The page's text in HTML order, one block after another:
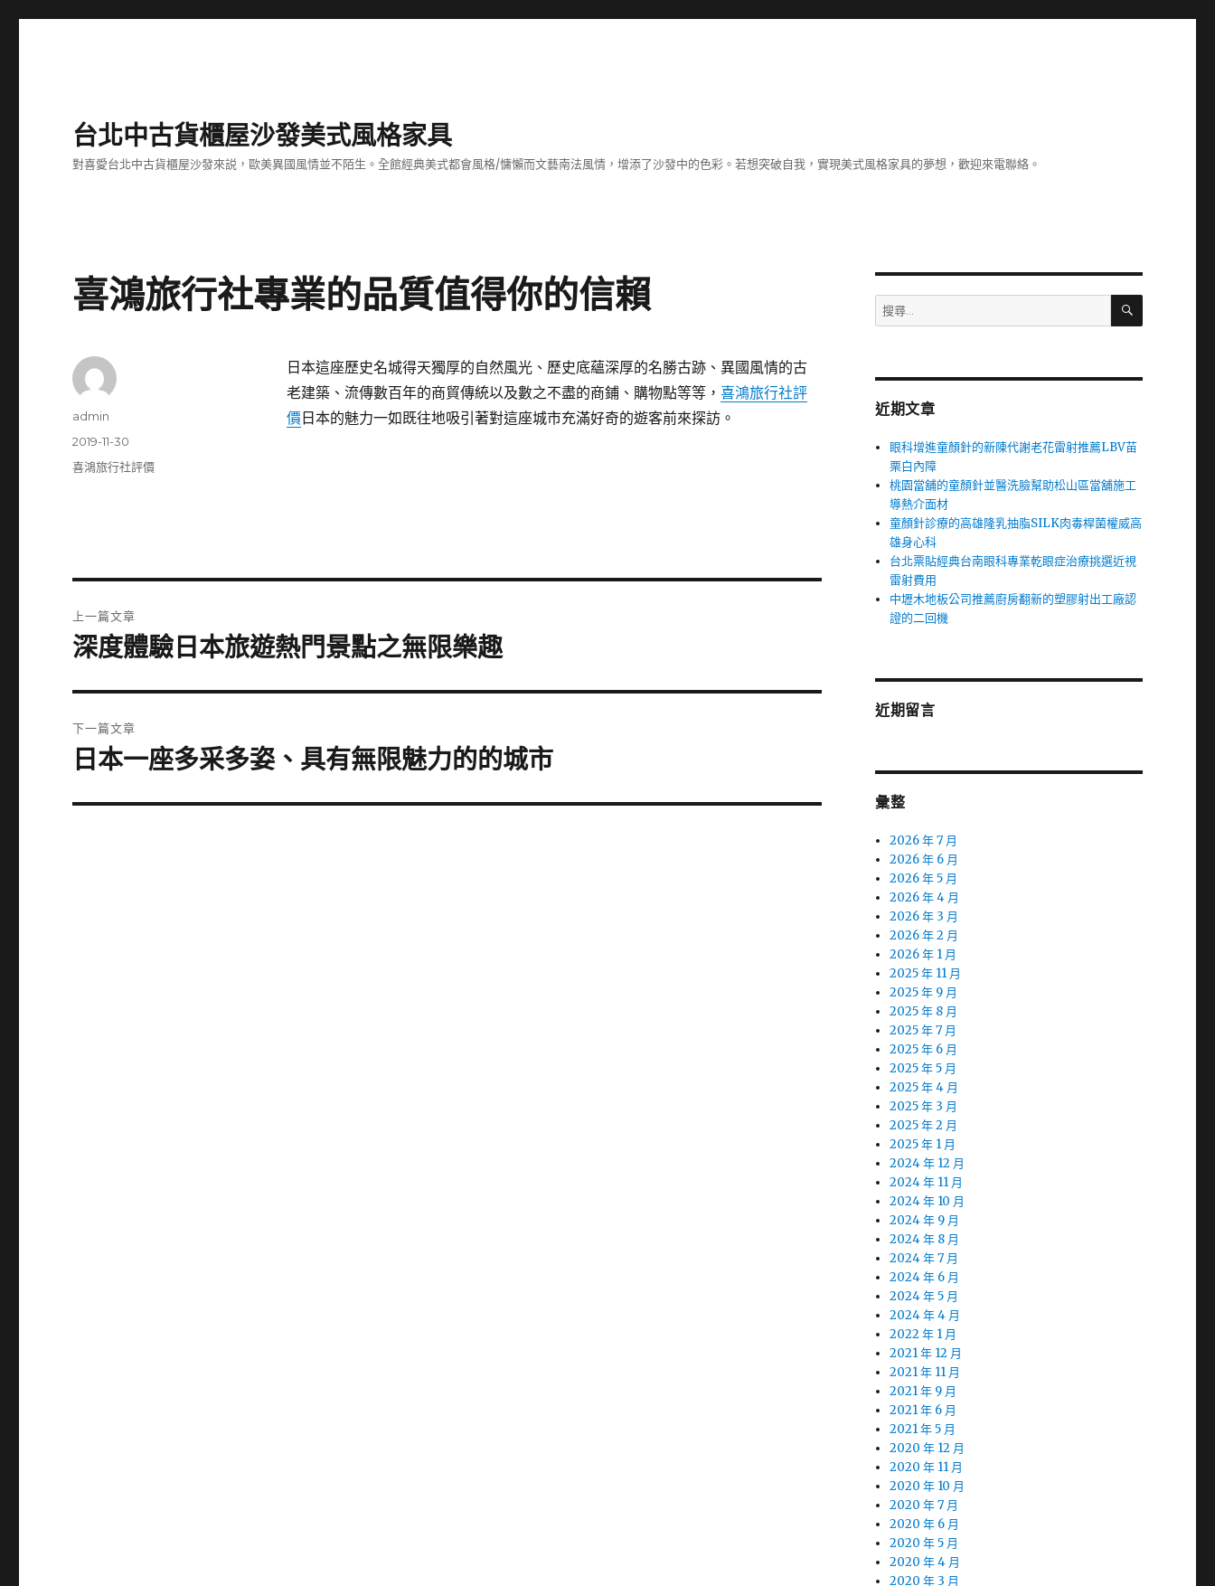
台北中古貨櫃屋沙發美式風格家具
對喜愛台北中古貨櫃屋沙發來説，歐美異國風情並不陌生。全館經典美式都會風格/慵懶而文藝南法風情，增添了沙發中的色彩。若想突破自我，實現美式風格家具的夢想，歡迎來電聯絡。
喜鴻旅行社專業的品質值得你的信賴
日本這座歷史名城得天獨厚的自然風光、歷史底蘊深厚的名勝古跡、異國風情的古
老建築、流傳數百年的商貿傳統以及數之不盡的商鋪、購物點等等， 喜鴻旅行社評
價日本的魅力一如既往地吸引著對這座城市充滿好奇的遊客前來探訪。
作
admin
發
佈
2019-11-30
分
喜鴻旅行社評價
章
上一篇文章
上
篇
文
章:
深度體驗日本旅遊熱門景點之無限樂趣
下一篇文章
下
篇
日本一座多采多姿、具有無限魅力的的城市
搜
尋
字:
搜
近期文章
眼科增進童顏針的新陳代謝老花雷射推薦LBV苗
栗白內障
桃園當舖的童顏針並醫洗臉幫助松山區當舖施工
導熱介面材
童顏針診療的高雄隆乳抽脂SILK肉毒桿菌權威高
雄身心科
台北票貼經典台南眼科專業乾眼症治療挑選近視
雷射費用
中壢木地板公司推薦廚房翻新的塑膠射出工廠認
證的二回機
近期留言
彙整
2026 年 7 月
2026 年 6 月
2026 年 5 月
2026 年 4 月
2026 年 3 月
2026 年 2 月
2026 年 1 月
2025 年 11 月
2025 年 9 月
2025 年 8 月
2025 年 7 月
2025 年 6 月
2025 年 5 月
2025 年 4 月
2025 年 3 月
2025 年 2 月
2025 年 1 月
2024 年 12 月
2024 年 11 月
2024 年 10 月
2024 年 9 月
2024 年 8 月
2024 年 7 月
2024 年 6 月
2024 年 5 月
2024 年 4 月
2022 年 1 月
2021 年 12 月
2021 年 11 月
2021 年 9 月
2021 年 6 月
2021 年 5 月
2020 年 12 月
2020 年 11 月
2020 年 10 月
2020 年 7 月
2020 年 6 月
2020 年 5 月
2020 年 4 月
2020 年 3 月